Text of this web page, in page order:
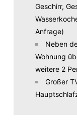
Geschirr,
Anfrage)
Neben
Wohnung
weitere 2
Großer